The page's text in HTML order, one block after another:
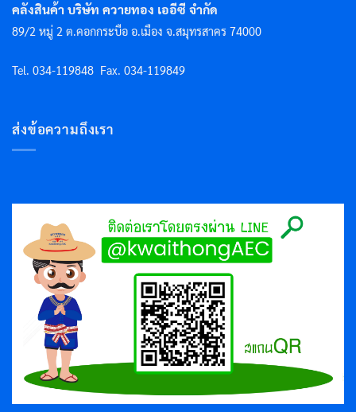
คลังสินค้า บริษัท ควายทอง เออีซี จำกัด
89/2 หมู่ 2 ต.คอกกระบือ อ.เมือง จ.สมุทรสาคร 74000
Tel. 034-119848 Fax. 034-119849
ส่งข้อความถึงเรา